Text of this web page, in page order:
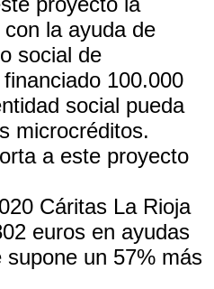
la ayuda de
social de
100.000
social pueda
microcréditos.
a este proyecto
Cáritas La Rioja
euros en ayudas
un 57% más